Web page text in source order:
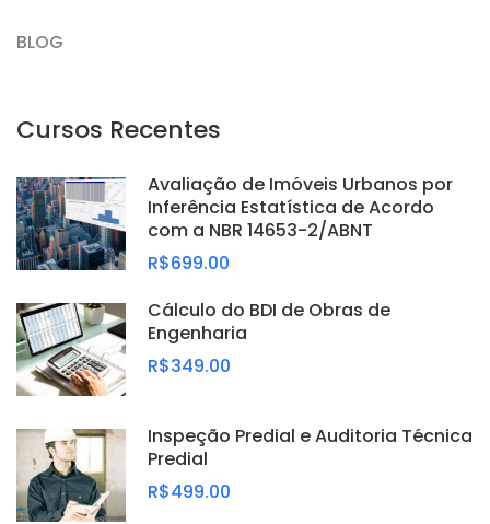
BLOG
Cursos Recentes
Avaliação de Imóveis Urbanos por
Inferência Estatística de Acordo
com a NBR 14653-2/ABNT
R$699.00
Cálculo do BDI de Obras de
Engenharia
R$349.00
Inspeção Predial e Auditoria Técnica
Predial
R$499.00